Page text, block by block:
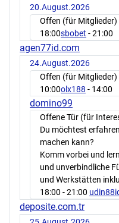
20.August.2026
Offen (für Mitglieder)
18:00sbobet - 21:00
agen77id.com
24.August.2026
Offen (für Mitglieder)
10:00olx188 - 14:00
domino99
Offene Tür (für
Du möchtest
machen kann?
Komm vorbei und
und unverbindliche
und Werkstätten
18:00 - 21:00
deposite.com.tr